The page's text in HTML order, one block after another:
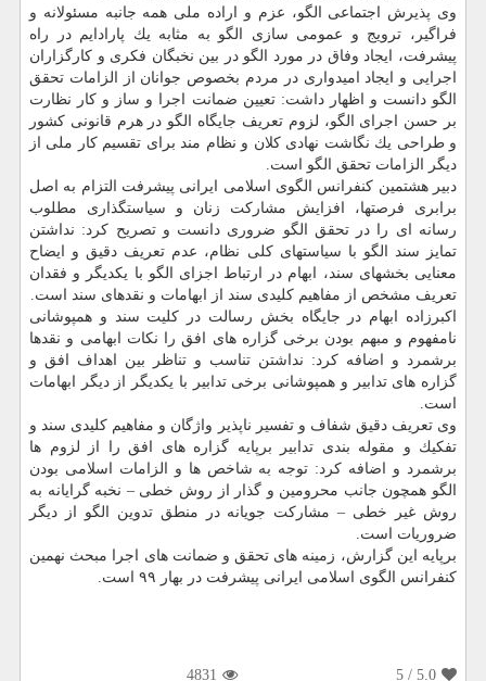
وی پذیرش اجتماعی الگو، عزم و اراده ملی همه جانبه مسئولانه و
فراگیر، ترویج و عمومی سازی الگو به مثابه یك پارادایم در راه
پیشرفت، ایجاد وفاق در مورد الگو در بین نخبگان فكری و كارگزاران
اجرایی و ایجاد امیدواری در مردم بخصوص جوانان از الزامات تحقق
الگو دانست و اظهار داشت: تعیین ضمانت اجرا و ساز و كار نظارت
بر حسن اجرای الگو، لزوم تعریف جایگاه الگو در هرم قانونی كشور
و طراحی یك نگاشت نهادی كلان و نظام مند برای تقسیم كار ملی از
دیگر الزامات تحقق الگو است.
دبیر هشتمین كنفرانس الگوی اسلامی ایرانی پیشرفت التزام به اصل
برابری فرصتها، افزایش مشاركت زنان و سیاستگذاری مطلوب
رسانه ای را در تحقق الگو ضروری دانست و تصریح كرد: نداشتن
تمایز سند الگو با سیاستهای كلی نظام، عدم تعریف دقیق و ایضاح
معنایی بخشهای سند، ابهام در ارتباط اجزای الگو با یكدیگر و فقدان
تعریف مشخص از مفاهیم كلیدی سند از ابهامات و نقدهای سند است.
اكبرزاده ابهام در جایگاه بخش رسالت در كلیت سند و همپوشانی
نامفهوم و مبهم بودن برخی گزاره های افق را نكات ابهامی و نقدها
برشمرد و اضافه كرد: نداشتن تناسب و تناظر بین اهداف افق و
گزاره های تدابیر و همپوشانی برخی تدابیر با یكدیگر از دیگر ابهامات
است.
وی تعریف دقیق شفاف و تفسیر ناپذیر واژگان و مفاهیم كلیدی سند و
تفكیك و مقوله بندی تدابیر برپایه گزاره های افق را از لزوم ها
برشمرد و اضافه كرد: توجه به شاخص ها و الزامات اسلامی بودن
الگو همچون جانب محرومین و گذار از روش خطی – نخبه گرایانه به
روش غیر خطی – مشاركت جویانه در منطق تدوین الگو از دیگر
ضروریات است.
برپایه این گزارش، زمینه های تحقق و ضمانت های اجرا مبحث نهمین
كنفرانس الگوی اسلامی ایرانی پیشرفت در بهار ۹۹ است.
5.0
/ 5
4831